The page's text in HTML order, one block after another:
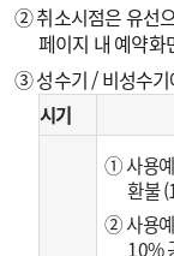
② 취소시점은 유선
페이지 내 예약화
③ 성수기 / 비성수기
시기
① 사용예
환불
② 사용예
10%